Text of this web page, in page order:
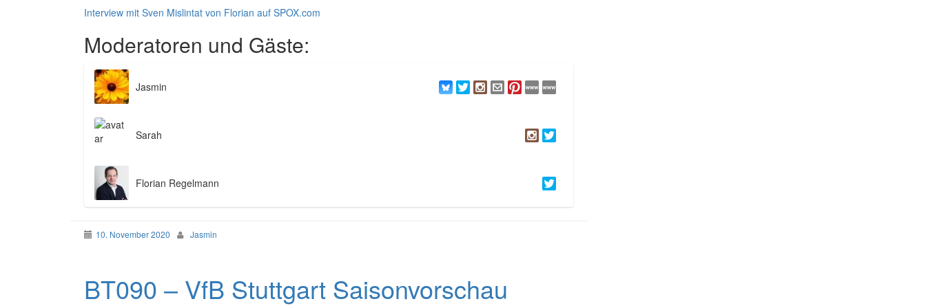
Interview mit Sven Mislintat von Florian auf SPOX.com
Moderatoren und Gäste:
Jasmin
Sarah
Florian Regelmann
10. November 2020 Jasmin
BT090 – VfB Stuttgart Saisonvorschau